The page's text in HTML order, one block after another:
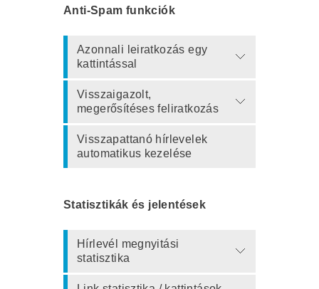
Anti-Spam funkciók
Azonnali leiratkozás egy
kattintással
Visszaigazolt,
megerősítéses feliratkozás
Visszapattanó hírlevelek
automatikus kezelése
Statisztikák és jelentések
Hírlevél megnyitási
statisztika